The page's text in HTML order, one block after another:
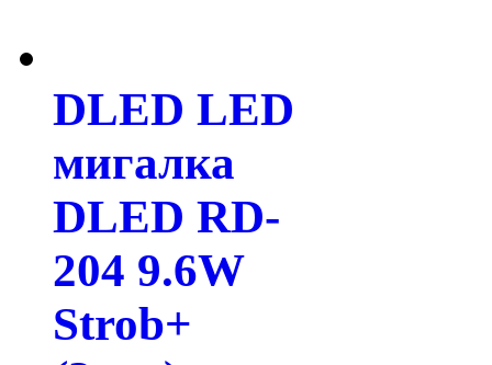
DLED LED
мигалка
DLED RD-
204 9.6W
Strob+